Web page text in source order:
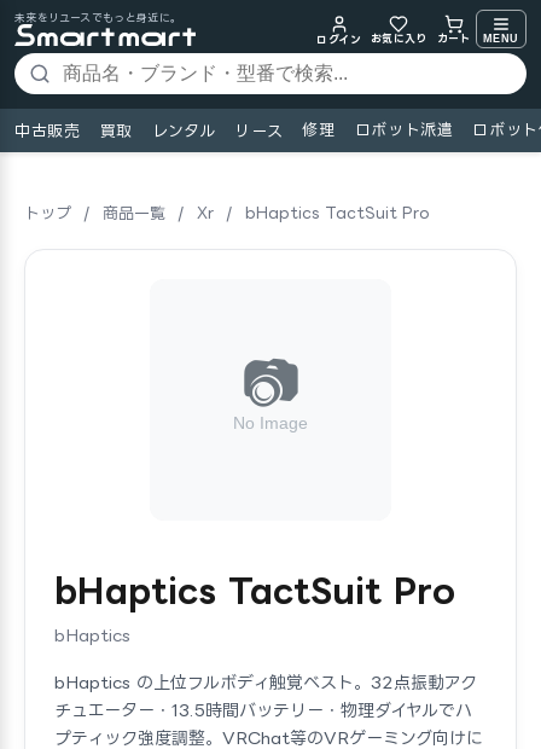
未来をリユースでもっと身近に。
ログイン
お気に入り カート MENU
中古販売 買取 レンタル リース 修理 ロボット派遣 ロボッ
トップ / 商品一覧 / Xr / bHaptics TactSuit Pro
bHaptics TactSuit Pro
bHaptics
bHaptics の上位フルボディ触覚ベスト。32点振動アク
チュエーター・13.5時間バッテリー・物理ダイヤルでハ
プティック強度調整。VRChat等のVRゲーミング向けに